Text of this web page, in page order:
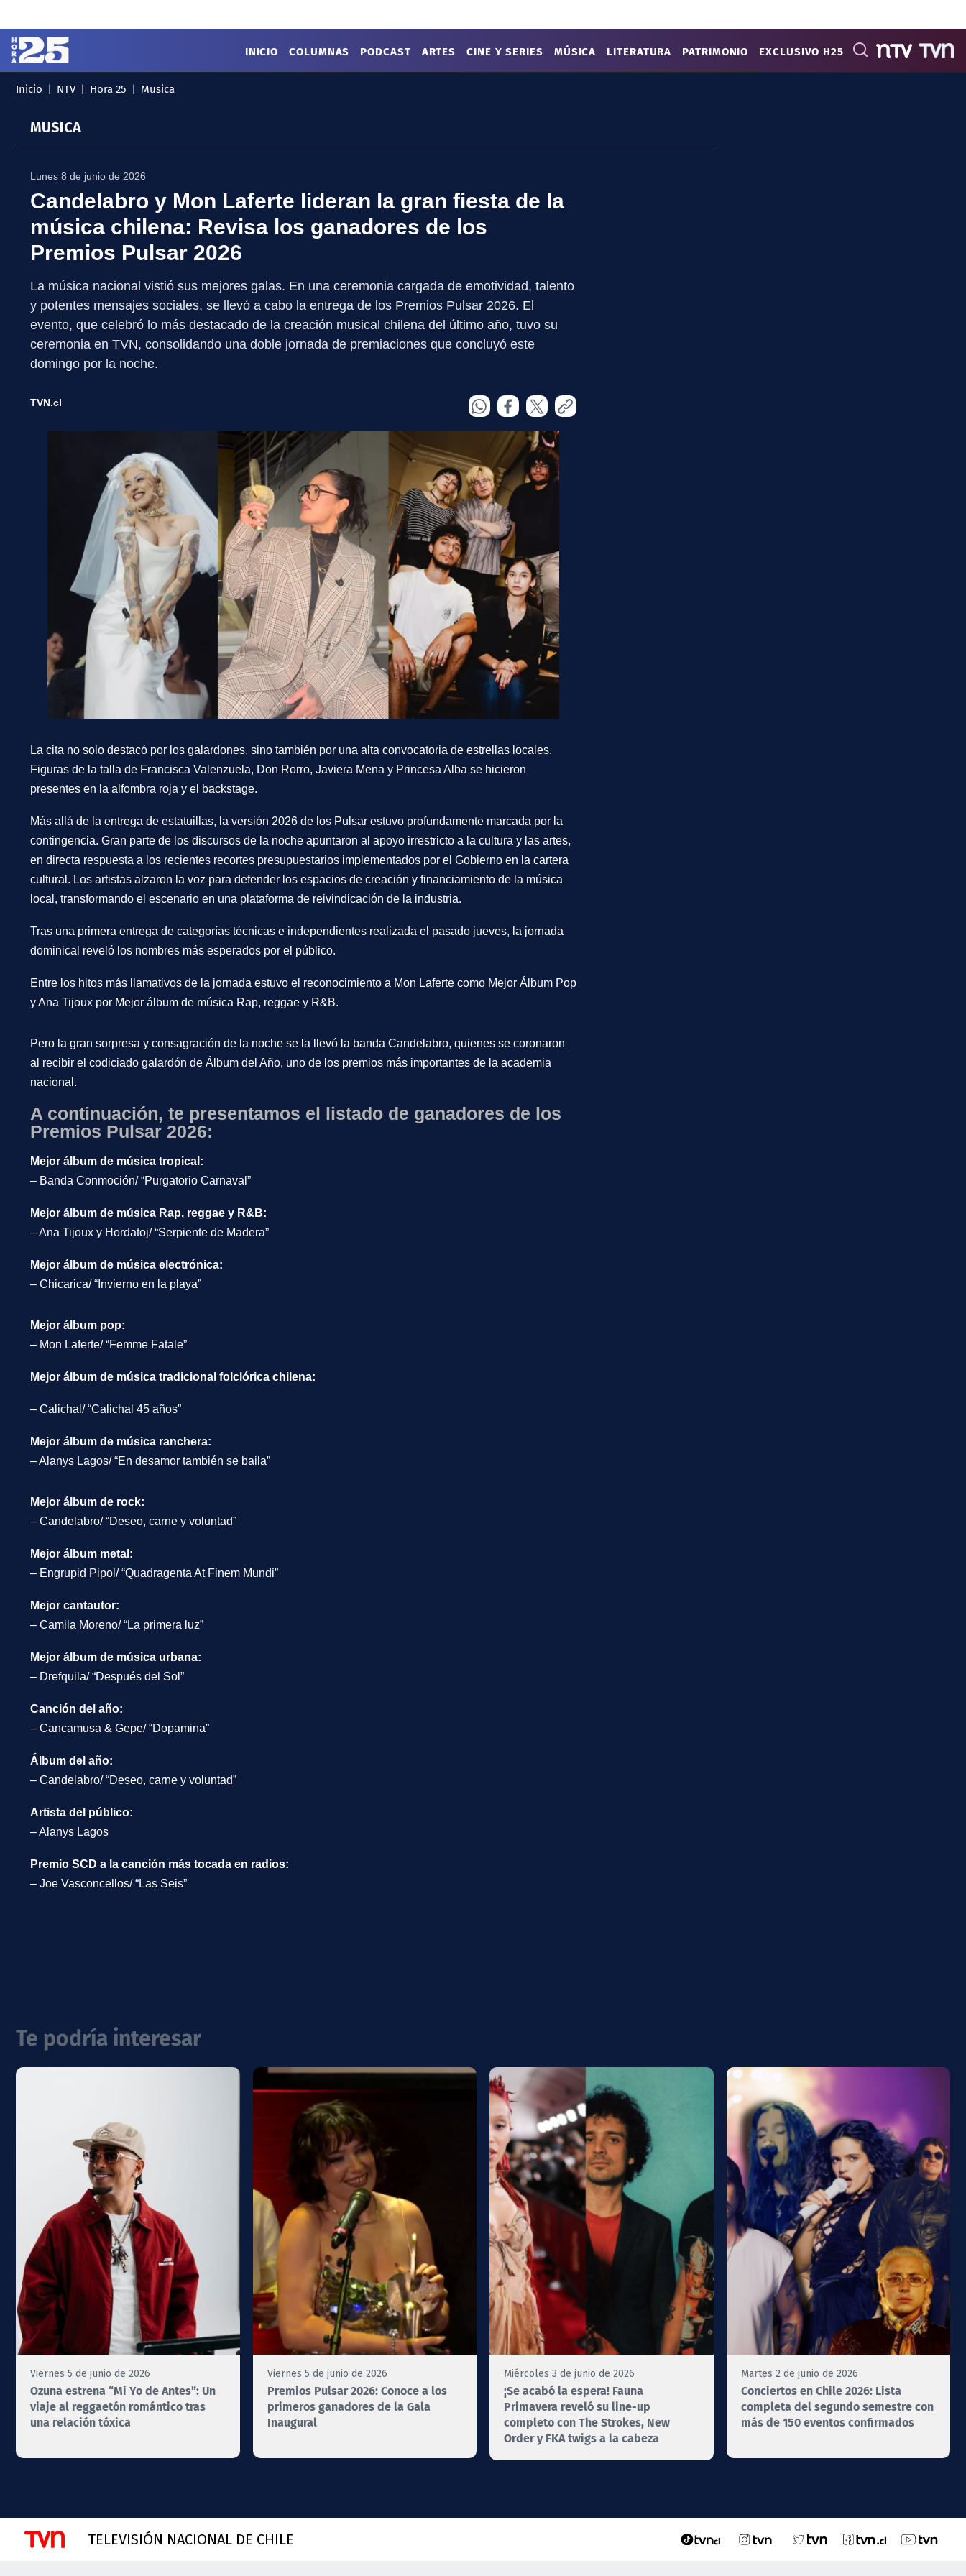
INICIO COLUMNAS PODCAST ARTES CINE Y SERIES MÚSICA LITERATURA PATRIMONIO EXCLUSIVO H25
MENÚ ✕
INICIO
COLUMNAS
Podcast
Cine y Series
Música
Literatura
Patrimonio
EXCLUSIVO H25
Inicio NTV Hora 25 Musica
MUSICA
Lunes 8 de junio de 2026
Candelabro y Mon Laferte lideran la gran fiesta de la
música chilena: Revisa los ganadores de los
Premios Pulsar 2026
La música nacional vistió sus mejores galas. En una ceremonia cargada de emotividad, talento
y potentes mensajes sociales, se llevó a cabo la entrega de los Premios Pulsar 2026. El
evento, que celebró lo más destacado de la creación musical chilena del último año, tuvo su
ceremonia en TVN, consolidando una doble jornada de premiaciones que concluyó este
domingo por la noche.
TVN.cl
La cita no solo destacó por los galardones, sino también por una alta convocatoria de estrellas locales.
Figuras de la talla de Francisca Valenzuela, Don Rorro, Javiera Mena y Princesa Alba se hicieron
presentes en la alfombra roja y el backstage.
Más allá de la entrega de estatuillas, la versión 2026 de los Pulsar estuvo profundamente marcada por la
contingencia. Gran parte de los discursos de la noche apuntaron al apoyo irrestricto a la cultura y las artes,
en directa respuesta a los recientes recortes presupuestarios implementados por el Gobierno en la cartera
cultural. Los artistas alzaron la voz para defender los espacios de creación y financiamiento de la música
local, transformando el escenario en una plataforma de reivindicación de la industria.
Tras una primera entrega de categorías técnicas e independientes realizada el pasado jueves, la jornada
dominical reveló los nombres más esperados por el público.
Entre los hitos más llamativos de la jornada estuvo el reconocimiento a Mon Laferte como Mejor Álbum Pop
yAna Tijoux por Mejor álbum de música Rap, reggae y R&B.
Pero la gran sorpresa y consagración de la noche se la llevó la banda Candelabro, quienes se coronaron
al recibir el codiciado galardón de Álbum del Año, uno de los premios más importantes de la academia
nacional.
A continuación, te presentamos el listado de ganadores de los
Premios Pulsar 2026:
Mejor álbum de música tropical:
– Banda Conmoción/ “Purgatorio Carnaval”
Mejor álbum de música Rap, reggae y R&B:
– Ana Tijoux y Hordatoj/ “Serpiente de Madera”
Mejor álbum de música electrónica:
– Chicarica/ “Invierno en la playa”
Mejor álbum pop:
– Mon Laferte/ “Femme Fatale”
Mejor álbum de música tradicional folclórica chilena:
– Calichal/ “Calichal 45 años”
Mejor álbum de música ranchera:
– Alanys Lagos/ “En desamor también se baila”
Mejor álbum de rock:
– Candelabro/ “Deseo, carne y voluntad”
Mejor álbum metal:
– Engrupid Pipol/ “Quadragenta At Finem Mundi”
Mejor cantautor:
– Camila Moreno/ “La primera luz”
Mejor álbum de música urbana:
– Drefquila/ “Después del Sol”
Canción del año:
– Cancamusa & Gepe/ “Dopamina”
Álbum del año:
– Candelabro/ “Deseo, carne y voluntad”
Artista del público:
– Alanys Lagos
Premio SCD a la canción más tocada en radios:
– Joe Vasconcellos/ “Las Seis”
Te podría interesar
Viernes 5 de junio de 2026
Ozuna estrena “Mi Yo de Antes”: Un
viaje al reggaetón romántico tras
una relación tóxica
Viernes 5 de junio de 2026
Premios Pulsar 2026: Conoce a los
primeros ganadores de la Gala
Inaugural
Miércoles 3 de junio de 2026
¡Se acabó la espera! Fauna
Primavera reveló su line-up
completo con The Strokes, New
Order y FKA twigs a la cabeza
Martes 2 de junio de 2026
Conciertos en Chile 2026: Lista
completa del segundo semestre con
más de 150 eventos confirmados
TELEVISIÓN NACIONAL DE CHILE